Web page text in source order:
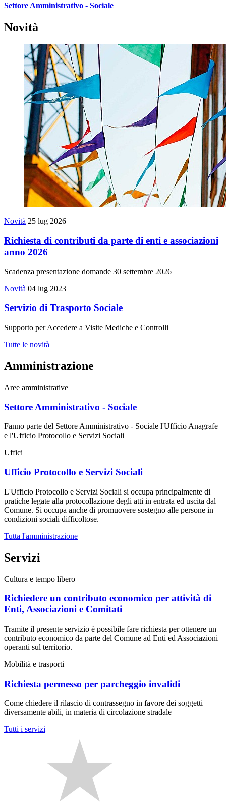
Settore Amministrativo - Sociale
Novità
Novità 25 lug 2026
Richiesta di contributi da parte di enti e associazioni
anno 2026
Scadenza presentazione domande 30 settembre 2026
Novità 04 lug 2023
Servizio di Trasporto Sociale
Supporto per Accedere a Visite Mediche e Controlli
Tutte le novità
Amministrazione
Aree amministrative
Settore Amministrativo - Sociale
Fanno parte del Settore Amministrativo - Sociale l'Ufficio Anagrafe
e l'Ufficio Protocollo e Servizi Sociali
Uffici
Ufficio Protocollo e Servizi Sociali
L'Ufficio Protocollo e Servizi Sociali si occupa principalmente di
pratiche legate alla protocollazione degli atti in entrata ed uscita dal
Comune. Si occupa anche di promuovere sostegno alle persone in
condizioni sociali difficoltose.
Tutta l'amministrazione
Servizi
Cultura e tempo libero
Richiedere un contributo economico per attività di
Enti, Associazioni e Comitati
Tramite il presente servizio è possibile fare richiesta per ottenere un
contributo economico da parte del Comune ad Enti ed Associazioni
operanti sul territorio.
Mobilità e trasporti
Richiesta permesso per parcheggio invalidi
Come chiedere il rilascio di contrassegno in favore dei soggetti
diversamente abili, in materia di circolazione stradale
Tutti i servizi